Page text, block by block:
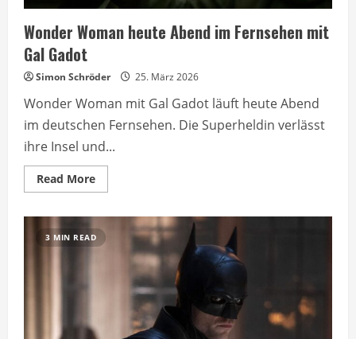
Wonder Woman heute Abend im Fernsehen mit
Gal Gadot
Simon Schröder 25. März 2026
Wonder Woman mit Gal Gadot läuft heute Abend
im deutschen Fernsehen. Die Superheldin verlässt
ihre Insel und...
Read MoreRead
more
Woman
heute
Abend
Fernsehen
3 MIN READ